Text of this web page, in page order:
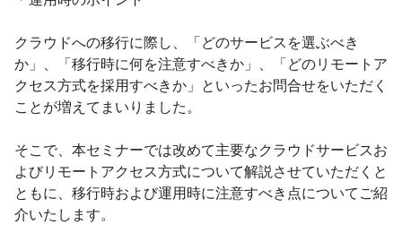
クラウドへの移行に際し、「どのサービスを選ぶべき
か」、「移行時に何を注意すべきか」、「どのリモートア
クセス方式を採用すべきか」といったお問合せをいただく
ことが増えてまいりました。
そこで、本セミナーでは改めて主要なクラウドサービスお
よびリモートアクセス方式について解説させていただくと
ともに、移行時および運用時に注意すべき点についてご紹
介いたします。